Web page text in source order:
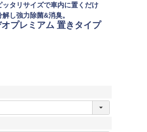
ッタリサイズで車内に置くだけ
し強力除菌&消臭。
プレミアム 置きタイプ